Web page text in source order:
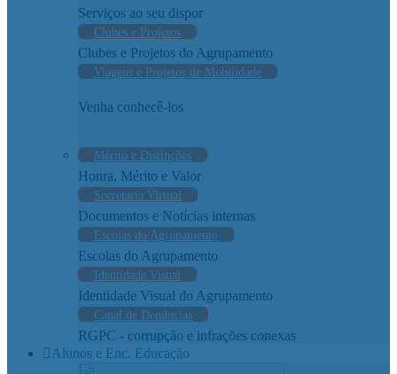
Serviços ao seu dispor
Clubes e Projetos
Clubes e Projetos do Agrupamento
Viagens e Projetos de Mobilidade
Venha conhecê-los
Mérito e Distinções
Honra, Mérito e Valor
Secretaria Virtual
Documentos e Notícias internas
Escolas do Agrupamento
Escolas do Agrupamento
Identidade Visual
Identidade Visual do Agrupamento
Canal de Denúncias
RGPC - corrupção e infrações conexas
Alunos e Enc. Educação